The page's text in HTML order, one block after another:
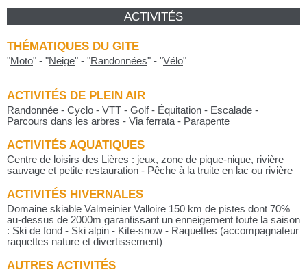
ACTIVITÉS
THÉMATIQUES DU GITE
"Moto" - "Neige" - "Randonnées" - "Vélo"
ACTIVITÉS DE PLEIN AIR
Randonnée - Cyclo - VTT - Golf - Équitation - Escalade -
Parcours dans les arbres - Via ferrata - Parapente
ACTIVITÉS AQUATIQUES
Centre de loisirs des Lières : jeux, zone de pique-nique, rivière
sauvage et petite restauration - Pêche à la truite en lac ou rivière
ACTIVITÉS HIVERNALES
Domaine skiable Valmeinier Valloire 150 km de pistes dont 70%
au-dessus de 2000m garantissant un enneigement toute la saison
: Ski de fond - Ski alpin - Kite-snow - Raquettes (accompagnateur
raquettes nature et divertissement)
AUTRES ACTIVITÉS